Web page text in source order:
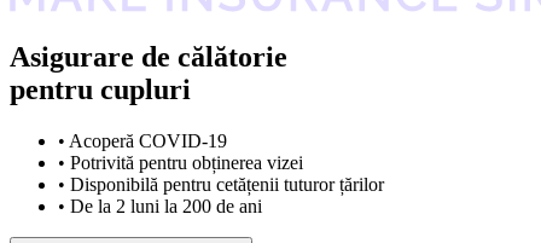
Asigurare de călătorie
pentru cupluri
• Acoperă COVID-19
• Potrivită pentru obținerea vizei
• Disponibilă pentru cetățenii tuturor țărilor
• De la 2 luni la 200 de ani